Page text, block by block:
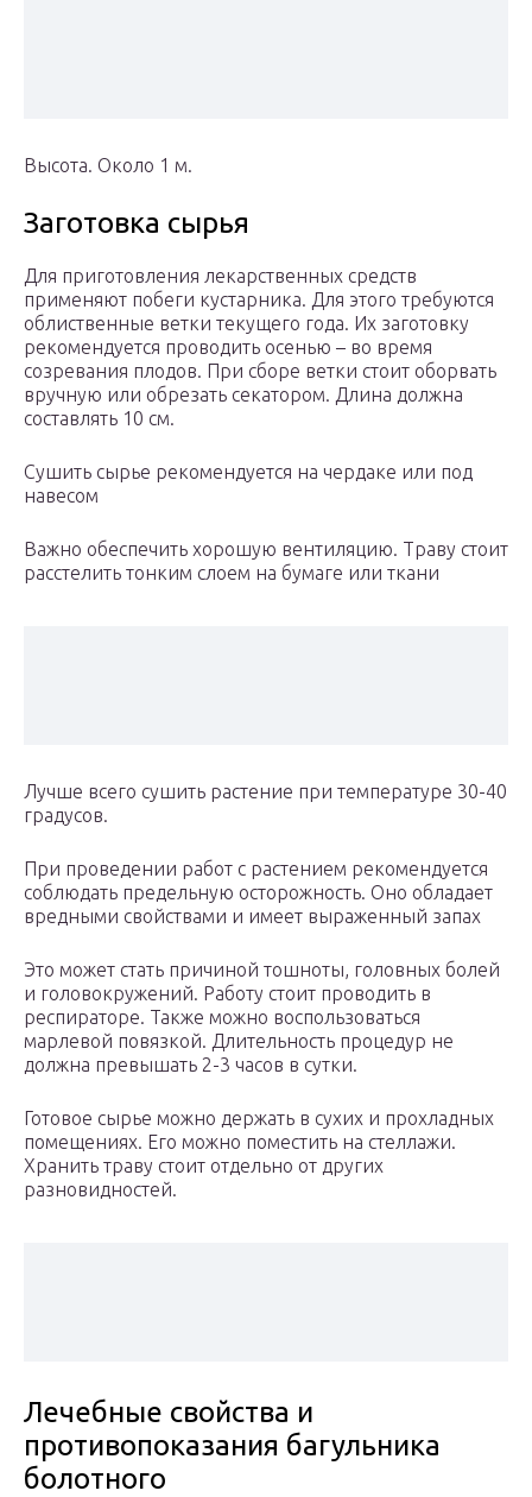
Высота. Около 1 м.
Заготовка сырья
Для приготовления лекарственных средств
применяют побеги кустарника. Для этого требуются
облиственные ветки текущего года. Их заготовку
рекомендуется проводить осенью – во время
созревания плодов. При сборе ветки стоит оборвать
вручную или обрезать секатором. Длина должна
составлять 10 см.
Сушить сырье рекомендуется на чердаке или под
навесом
Важно обеспечить хорошую вентиляцию. Траву стоит
расстелить тонким слоем на бумаге или ткани
Лучше всего сушить растение при температуре 30-40
градусов.
При проведении работ с растением рекомендуется
соблюдать предельную осторожность. Оно обладает
вредными свойствами и имеет выраженный запах
Это может стать причиной тошноты, головных болей
и головокружений. Работу стоит проводить в
респираторе. Также можно воспользоваться
марлевой повязкой. Длительность процедур не
должна превышать 2-3 часов в сутки.
Готовое сырье можно держать в сухих и прохладных
помещениях. Его можно поместить на стеллажи.
Хранить траву стоит отдельно от других
разновидностей.
Лечебные свойства и
противопоказания багульника
болотного